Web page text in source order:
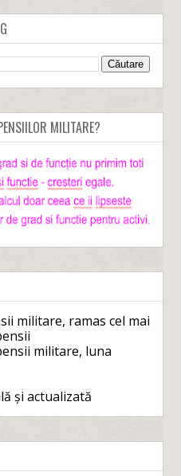
MILITARE?
militare, ramas cel mai
militare, luna
și actualizată